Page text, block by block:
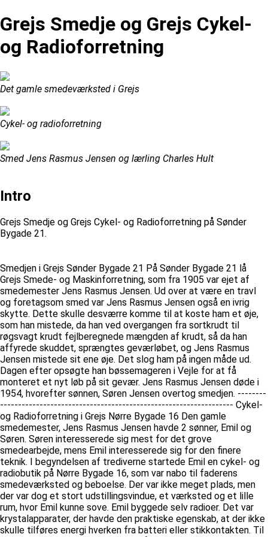
Grejs Smedje og Grejs Cykel-
og Radioforretning
Det gamle smedeværksted i Grejs
Cykel- og radioforretning
Smed Jens Rasmus Jensen og lærling Charles Hult
Intro
Grejs Smedje og Grejs Cykel- og Radioforretning på Sønder
Bygade 21.
Smedjen i Grejs Sønder Bygade 21 På Sønder Bygade 21 lå
Grejs Smede- og Maskinforretning, som fra 1905 var ejet af
smedemester Jens Rasmus Jensen. Ud over at være en travl
og foretagsom smed var Jens Rasmus Jensen også en ivrig
skytte. Dette skulle desværre komme til at koste ham et øje,
som han mistede, da han ved overgangen fra sortkrudt til
røgsvagt krudt fejlberegnede mængden af krudt, så da han
affyrede skuddet, sprængtes geværløbet, og Jens Rasmus
Jensen mistede sit ene øje. Det slog ham på ingen måde ud.
Dagen efter opsøgte han bøssemageren i Vejle for at få
monteret et nyt løb på sit gevær. Jens Rasmus Jensen døde i
1954, hvorefter sønnen, Søren Jensen overtog smedjen. --------
----------------------------------------------------------------- Cykel-
og Radioforretning i Grejs Nørre Bygade 16 Den gamle
smedemester, Jens Rasmus Jensen havde 2 sønner, Emil og
Søren. Søren interesserede sig mest for det grove
smedearbejde, mens Emil interesserede sig for den finere
teknik. I begyndelsen af trediverne startede Emil en cykel- og
radiobutik på Nørre Bygade 16, som var nabo til faderens
smedeværksted og beboelse. Der var ikke meget plads, men
der var dog et stort udstillingsvindue, et værksted og et lille
rum, hvor Emil kunne sove. Emil byggede selv radioer. Det var
krystalapparater, der havde den praktiske egenskab, at der ikke
skulle tilføres energi hverken fra batteri eller stikkontakten. Til